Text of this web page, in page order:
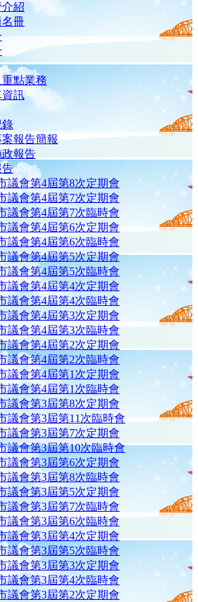
紹
冊
點業務
訊
錄
報告簡報
報告
告
議會第4屆第8次定期會
議會第4屆第7次定期會
議會第4屆第7次臨時會
議會第4屆第6次定期會
議會第4屆第6次臨時會
議會第4屆第5次定期會
議會第4屆第5次臨時會
議會第4屆第4次定期會
議會第4屆第4次臨時會
議會第4屆第3次定期會
議會第4屆第3次臨時會
議會第4屆第2次定期會
議會第4屆第2次臨時會
議會第4屆第1次定期會
議會第4屆第1次臨時會
議會第3屆第8次定期會
議會第3屆第11次臨時會
議會第3屆第7次定期會
議會第3屆第10次臨時會
議會第3屆第6次定期會
議會第3屆第8次臨時會
議會第3屆第5次定期會
議會第3屆第7次臨時會
議會第3屆第6次臨時會
議會第3屆第4次定期會
議會第3屆第5次臨時會
議會第3屆第3次定期會
議會第3屆第4次臨時會
議會第3屆第2次定期會